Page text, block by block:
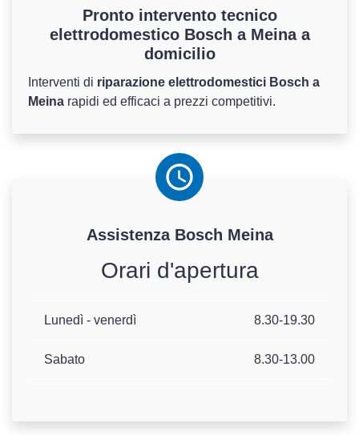
Pronto intervento tecnico
elettrodomestico Bosch a Meina a
domicilio
Interventi di riparazione elettrodomestici Bosch a
Meina rapidi ed efficaci a prezzi competitivi.
Assistenza Bosch Meina
Orari d'apertura
Lunedì - venerdì 8.30-19.30
Sabato 8.30-13.00